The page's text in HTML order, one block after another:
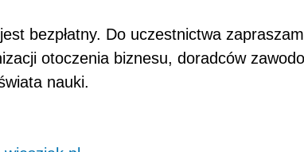
bezpłatny. Do uczestnictwa
otoczenia biznesu, doradców
nauki.